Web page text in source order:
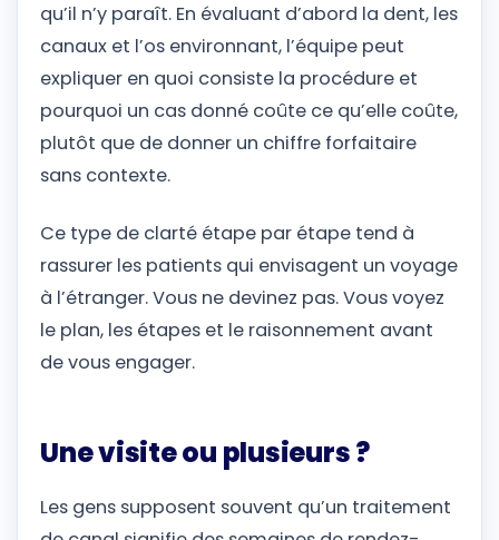
qu’il n’y paraît. En évaluant d’abord la dent, les
canaux et l’os environnant, l’équipe peut
expliquer en quoi consiste la procédure et
pourquoi un cas donné coûte ce qu’elle coûte,
plutôt que de donner un chiffre forfaitaire
sans contexte.
Ce type de clarté étape par étape tend à
rassurer les patients qui envisagent un voyage
à l’étranger. Vous ne devinez pas. Vous voyez
le plan, les étapes et le raisonnement avant
de vous engager.
Une visite ou plusieurs ?
Les gens supposent souvent qu’un traitement